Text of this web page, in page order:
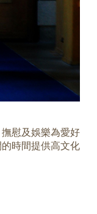
慰及娛樂為愛好
時間提供高文化